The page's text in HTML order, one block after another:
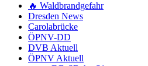
🔥 Waldbrandgefahr
Dresden News
Carolabrücke
ÖPNV-DD
DVB Aktuell
ÖPNV Aktuell